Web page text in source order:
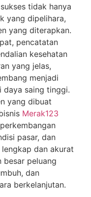
tidak hanya
yang dipelihara,
yang diterapkan.
pencatatan
kesehatan
yang jelas,
menjadi
daya saing tinggi.
yang dibuat
Merak123
pasar, dan
dan akurat
besar peluang
dan
berkelanjutan.